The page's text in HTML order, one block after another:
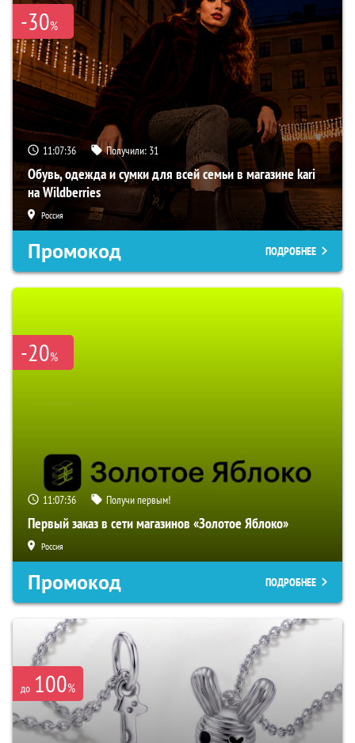
-30%
11:07:35 Получили: 31
Обувь, одежда и сумки для всей семьи в магазине kari
на Wildberries
Россия
Промокод ПОДРОБНЕЕ
-20%
11:07:35 Получи первым!
Первый заказ в сети магазинов «Золотое Яблоко»
Россия
Промокод ПОДРОБНЕЕ
до 100%